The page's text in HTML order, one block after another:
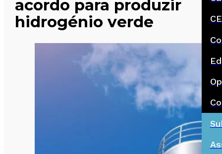
acordo para produzir
hidrogénio verde